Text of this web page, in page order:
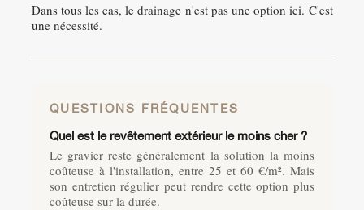
Dans tous les cas, le drainage n'est pas une option ici. C'est
une nécessité.
QUESTIONS FRÉQUENTES
Quel est le revêtement extérieur le moins cher ?
Le gravier reste généralement la solution la moins
coûteuse à l'installation, entre 25 et 60 €/m². Mais
son entretien régulier peut rendre cette option plus
coûteuse sur la durée.